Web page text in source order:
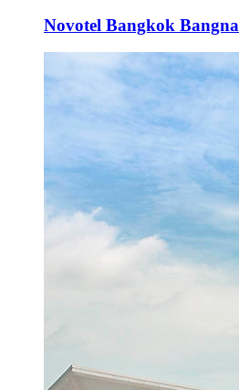
Novotel Bangkok Bangna